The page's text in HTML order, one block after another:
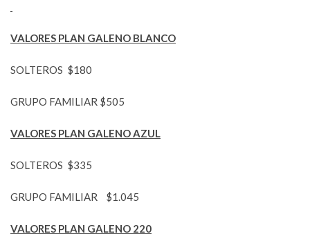
VALORES PLAN GALENO BLANCO
SOLTEROS $180
GRUPO FAMILIAR $505
VALORES PLAN GALENO AZUL
SOLTEROS $335
GRUPO FAMILIAR $1.045
VALORES PLAN GALENO 220